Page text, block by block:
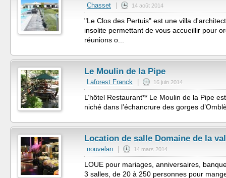
Chasset 14 août 2014
"Le Clos des Pertuis" est une villa
insolite permettant de vous accueillir pour
réunions o...
Le Moulin de la Pipe
Laforest Franck 16 juin 2014
L’hôtel Restaurant** Le Moulin de la Pipe
niché dans l’échancrure des gorges
Location de salle Domaine de la
nouvelan 14 mars 2014
LOUE pour mariages, anniversaires,
3 salles, de 20 à 250 personnes pour